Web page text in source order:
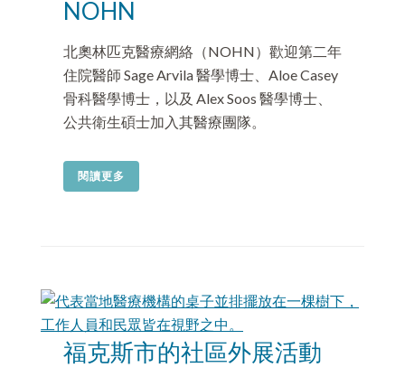
NOHN
北奧林匹克醫療網絡（NOHN）歡迎第二年
住院醫師 Sage Arvila 醫學博士、Aloe Casey
骨科醫學博士，以及 Alex Soos 醫學博士、
公共衛生碩士加入其醫療團隊。
閱讀更多
福克斯市的社區外展活動